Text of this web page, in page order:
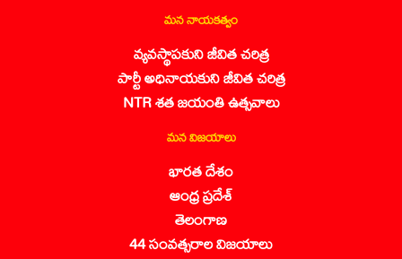
మన నాయకత్వం
వ్యవస్థాపకుని జీవిత చరిత్ర
పార్టీ అధినాయకుని జీవిత చరిత్ర
NTR శత జయంతి ఉత్సవాలు
మన విజయాలు
భారత దేశం
ఆంధ్ర ప్రదేశ్
తెలంగాణ
44 సంవత్సరాల విజయాలు